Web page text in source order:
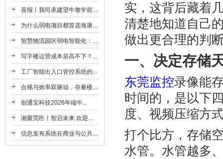
喜报丨我司承建望牛墩学前...
为什么弱电项目都首选海康...
智慧物流园区弱电智能化：...
写字楼运营成本居高不下？...
工厂智能出入口管控系统的...
合规与效率双驱动，存量楼...
创通宝科技2026年端午...
湘聚莞邑丨智启未来 欢迎...
信息发布系统在商业与公共...
实，这背后藏着
清楚地知道自己
做出更合理的判
一、决定存储
东莞监控录像能
时间的，是以下
度、视频压缩方
打个比方，存储
水管。水管越多